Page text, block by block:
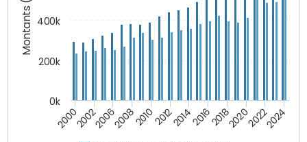
Montants (€)
200020022006200820102012201420162018202020222024
0k
200k
400k